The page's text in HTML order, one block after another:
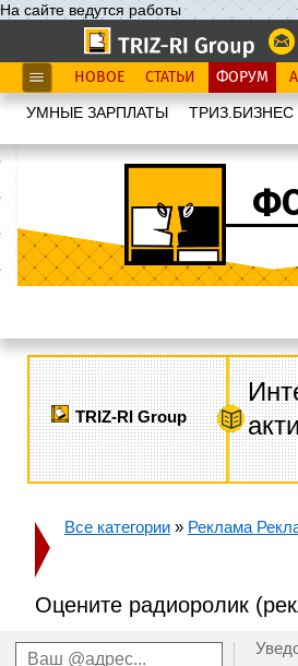
На сайте ведутся работы
НОВОЕ СТАТЬИ ФОРУМ
УМНЫЕ ЗАРПЛАТЫ ТРИЗ.БИЗНЕС
TRIZ-RI Group
Все категории » Реклама
Оцените радиоролик